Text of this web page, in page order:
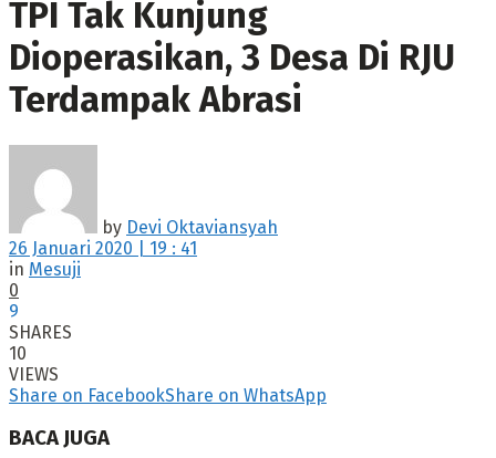
TPI Tak Kunjung
Dioperasikan, 3 Desa Di RJU
Terdampak Abrasi
by Devi Oktaviansyah
26 Januari 2020 | 19 : 41
in Mesuji
0
9
SHARES
10
VIEWS
Share on FacebookShare on WhatsApp
BACA JUGA